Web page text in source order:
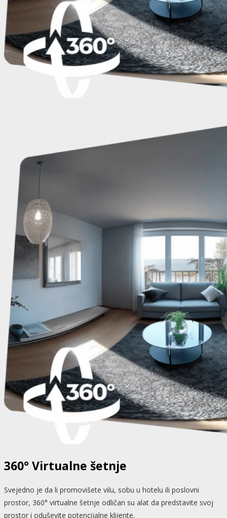
360° Virtualne šetnje
Svejedno je da li promovišete vilu, sobu u hotelu ili poslovni
prostor, 360° virtualne šetnje odličan su alat da predstavite svoj
prostor i oduševite potencijalne klijente.